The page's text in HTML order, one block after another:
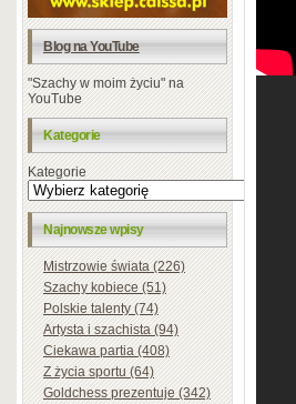
Blog na YouTube
"Szachy w moim życiu" na
YouTube
Kategorie
Kategorie
Najnowsze wpisy
Mistrzowie świata (226)
Szachy kobiece (51)
Polskie talenty (74)
Artysta i szachista (94)
Ciekawa partia (408)
Z życia sportu (64)
Goldchess prezentuje (342)